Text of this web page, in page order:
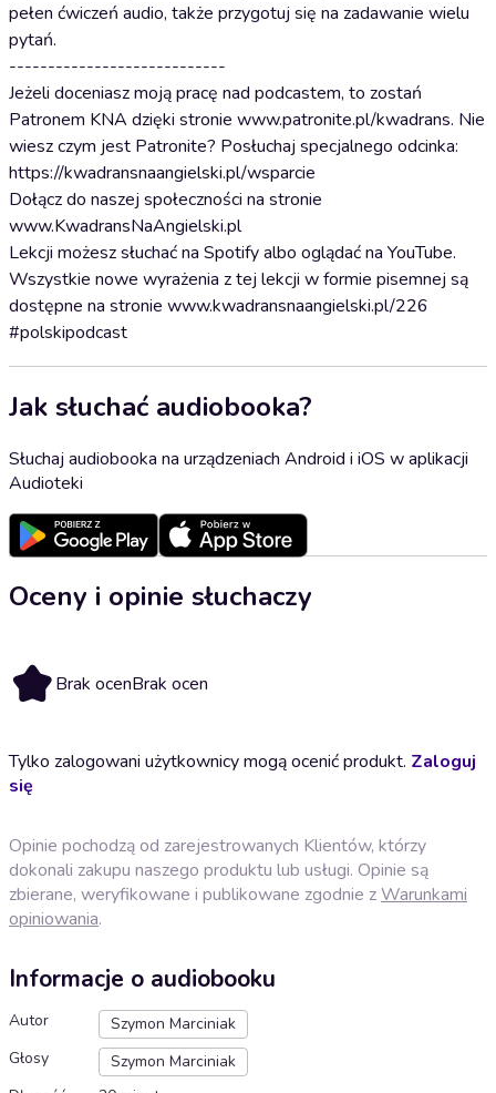
pełen ćwiczeń audio, także przygotuj się na zadawanie wielu
pytań.
----------------------------
Jeżeli doceniasz moją pracę nad podcastem, to zostań
Patronem KNA dzięki stronie www.patronite.pl/kwadrans. Nie
wiesz czym jest Patronite? Posłuchaj specjalnego odcinka:
https://kwadransnaangielski.pl/wsparcie
Dołącz do naszej społeczności na stronie
www.KwadransNaAngielski.pl
Lekcji możesz słuchać na Spotify albo oglądać na YouTube.
Wszystkie nowe wyrażenia z tej lekcji w formie pisemnej są
dostępne na stronie www.kwadransnaangielski.pl/226
#polskipodcast
Jak słuchać audiobooka?
Słuchaj audiobooka na urządzeniach Android i iOS w aplikacji
Audioteki
Oceny i opinie słuchaczy
Brak ocenBrak ocen
Tylko zalogowani użytkownicy mogą ocenić produkt. Zaloguj
się
Opinie pochodzą od zarejestrowanych Klientów, którzy
dokonali zakupu naszego produktu lub usługi. Opinie są
zbierane, weryfikowane i publikowane zgodnie zWarunkami
opiniowania.
Informacje o audiobooku
Autor
Szymon Marciniak
Głosy
Szymon Marciniak